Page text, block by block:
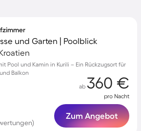
und Garten | Poolblick
Pool und Kamin in Kurili – Ein Rückzugsort für
Balkon
ab 360 €
pro Nacht
Zum Angebot